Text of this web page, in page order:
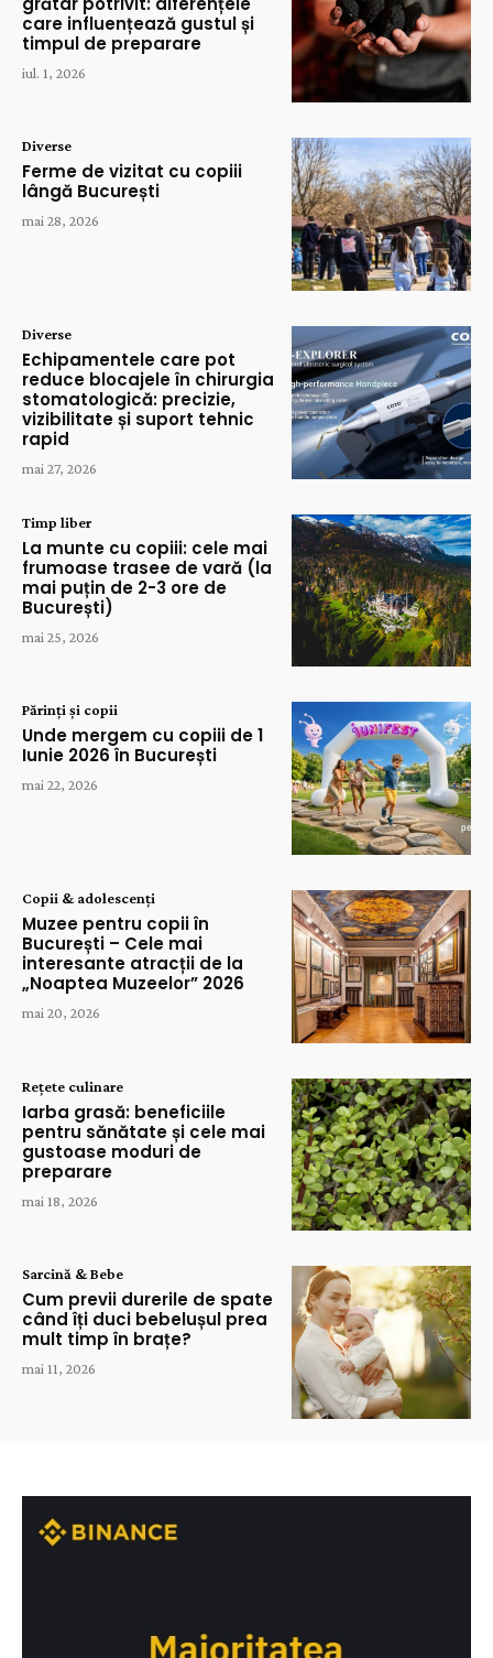
care influențează gustul și
timpul de preparare
iul. 1, 2026
Diverse
Ferme de vizitat cu copiii
lângă București
mai 28, 2026
Diverse
Echipamentele care pot
reduce blocajele în chirurgia
stomatologică: precizie,
vizibilitate și suport tehnic
rapid
mai 27, 2026
Timp liber
La munte cu copiii: cele mai
frumoase trasee de vară (la
mai puțin de 2-3 ore de
București)
mai 25, 2026
Părinți și copii
Unde mergem cu copiii de 1
Iunie 2026 în București
mai 22, 2026
Copii & adolescenți
Muzee pentru copii în
București – Cele mai
interesante atracții de la
„Noaptea Muzeelor” 2026
mai 20, 2026
Rețete culinare
Iarba grasă: beneficiile
pentru sănătate și cele mai
gustoase moduri de
preparare
mai 18, 2026
Sarcină & Bebe
Cum previi durerile de spate
când îți duci bebelușul prea
mult timp în brațe?
mai 11, 2026